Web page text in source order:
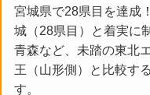
宮城県で28県目を達成
城（28県目）と着実に
青森など、未踏の東北
王（山形側）と比較す
す。